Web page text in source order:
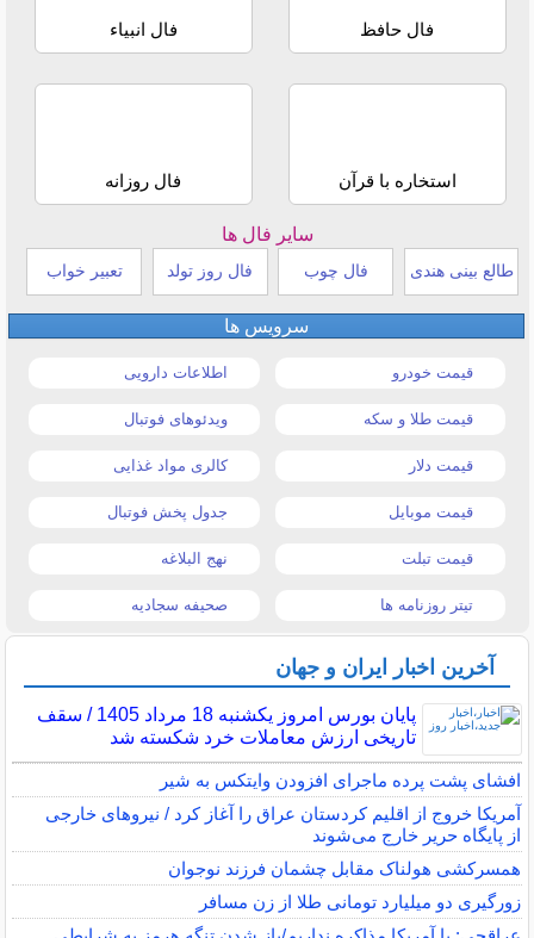
فال حافظ فال انبیاء
استخاره با قرآن فال روزانه
سایر فال ها
طالع بینی هندی فال چوب فال روز تولد تعبیر خواب
سرویس ها
قیمت خودرو اطلاعات دارویی
قیمت طلا و سکه ویدئوهای فوتبال
قیمت دلار کالری مواد غذایی
قیمت موبایل جدول پخش فوتبال
قیمت تبلت نهج البلاغه
تیتر روزنامه ها صحیفه سجادیه
آخرین اخبار ایران و جهان
پایان بورس امروز یکشنبه 18 مرداد 1405 / سقف
تاریخی ارزش معاملات خرد شکسته شد
افشای پشت پرده ماجرای افزودن وایتکس به شیر
آمریکا خروج از اقلیم کردستان عراق را آغاز کرد / نیروهای خارجی
از پایگاه حریر خارج می‌شوند
همسرکشی هولناک مقابل چشمان فرزند نوجوان
زورگیری دو میلیارد تومانی طلا از زن مسافر